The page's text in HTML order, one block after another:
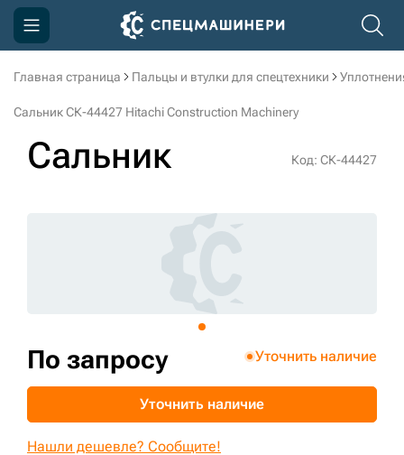
Главная страница Пальцы и втулки для спецтехники
Сальник СК-44427 Hitachi Construction Machinery
Сальник Код: СК-44427
По запросу Уточнить наличие
Уточнить наличие
Нашли дешевле? Сообщите!
Компания
Доставка и оплата
+7 (499) 394-50-93